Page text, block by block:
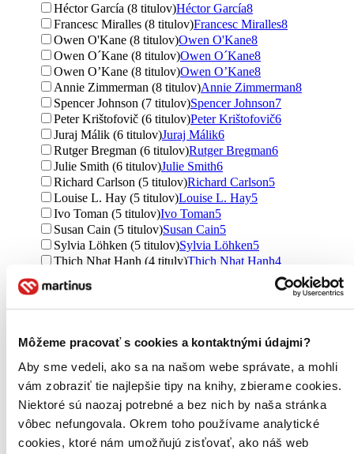
Môžeme pracovať s cookies a kontaktnými údajmi?
Aby sme vedeli, ako sa na našom webe správate, a mohli
vám zobraziť tie najlepšie tipy na knihy, zbierame cookies.
Niektoré sú naozaj potrebné a bez nich by naša stránka
vôbec nefungovala. Okrem toho používame analytické
cookies, ktoré nám umožňujú zisťovať, ako náš web
Héctor García (8 titulov)Héctor García8
Francesc Miralles (8 titulov)Francesc Miralles8
Owen O'Kane (8 titulov)Owen O'Kane8
Owen O´Kane (8 titulov)Owen O´Kane8
Owen O’Kane (8 titulov)Owen O’Kane8
Annie Zimmerman (8 titulov)Annie Zimmerman8
Spencer Johnson (7 titulov)Spencer Johnson7
Peter Krištofovič (6 titulov)Peter Krištofovič6
Juraj Málik (6 titulov)Juraj Málik6
Rutger Bregman (6 titulov)Rutger Bregman6
Julie Smith (6 titulov)Julie Smith6
Richard Carlson (5 titulov)Richard Carlson5
Louise L. Hay (5 titulov)Louise L. Hay5
Ivo Toman (5 titulov)Ivo Toman5
Susan Cain (5 titulov)Susan Cain5
Sylvia Löhken (5 titulov)Sylvia Löhken5
Thich Nhat Hanh (4 tituly)Thich Nhat Hanh4
Marshall Goldsmith (4 tituly)
Marshall Goldsmith4
Tomáš Blažo (4 tituly)Tomáš Blažo4
Ďalšie možnosti
Vydavateľstvo
Grada (43 titulov)Grada43
Eastone Books (21 titulov) Eastone Books21
Jan Melvil publishing (18 titulov) Jan Melvil publishing
Pragma (15 titulov)
15
Penguin Books (12 titulov)Penguin Books12